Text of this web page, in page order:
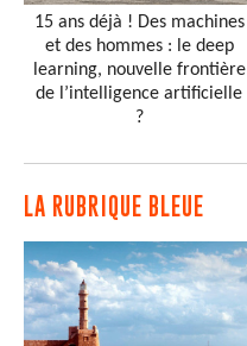
15 ans déjà ! Des machines
et des hommes : le deep
learning, nouvelle frontière
de l’intelligence artificielle
?
LA RUBRIQUE BLEUE